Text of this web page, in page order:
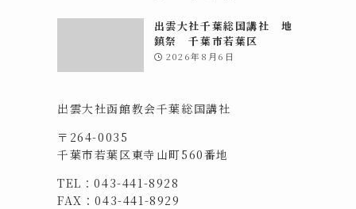
出雲大社千葉総国講社 地
鎮祭 千葉市若葉区
2026年8月6日
出雲大社函館教会千葉総国講社
〒264-0035
千葉市若葉区東寺山町560番地
TEL：043-441-8928
FAX：043-441-8929